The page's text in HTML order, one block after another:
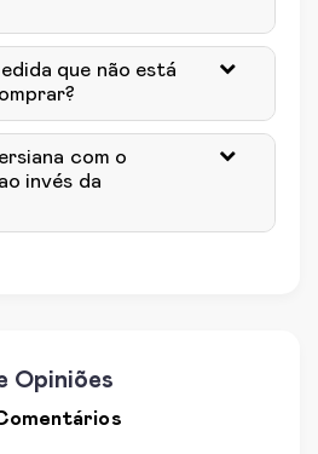
que não está
com o
invés da
Opiniões